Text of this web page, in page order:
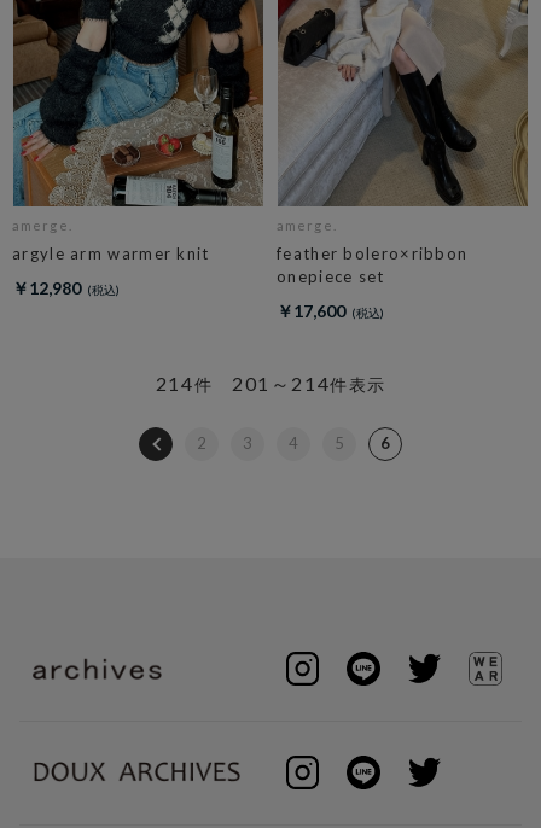
amerge.
argyle arm warmer knit
￥12,980
amerge.
feather bolero×ribbon
onepiece set
￥17,600
201～214件表示
214件
2 3 4 5 6